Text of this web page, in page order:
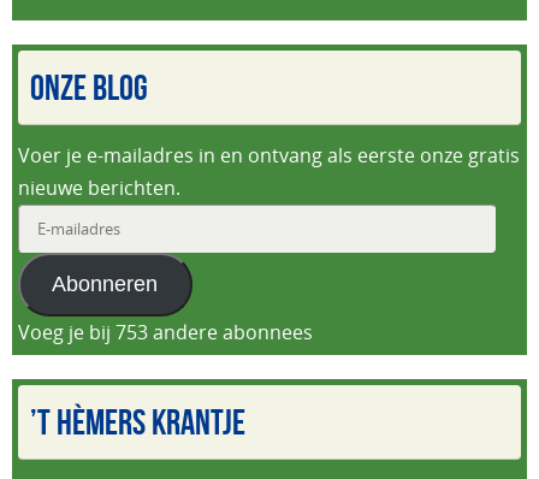
ONZE BLOG
Voer je e-mailadres in en ontvang als eerste onze gratis
nieuwe berichten.
mailadres
Abonneren
Voeg je bij 753 andere abonnees
’T HÈMERS KRANTJE